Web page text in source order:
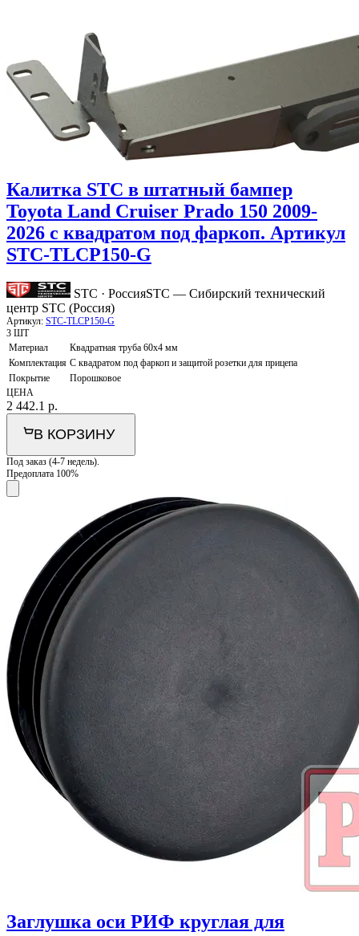
Калитка STC в штатный бампер
Toyota Land Cruiser Prado 150 2009-
2026 с квадратом под фаркоп. Артикул
STC-TLCP150-G
STC · РоссияSTC — Сибирский технический
центр STC (Россия)
Артикул: STC-TLCP150-G
3 ШТ
Материал
Квадратная труба 60х4 мм
Комплектация С квадратом под фаркоп и защитой розетки для прицепа
Покрытие
Порошковое
ЦЕНА
2 442.1 р.
В КОРЗИНУ
Под заказ (4-7 недель).
Предоплата 100%
Заглушка оси РИФ круглая для